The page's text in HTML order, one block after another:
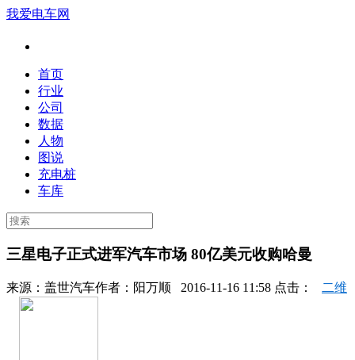
我爱电车网
首页
行业
公司
数据
人物
图说
充电桩
车库
三星电子正式进军汽车市场 80亿美元收购哈曼
来源： 盖世汽车作者： 阳万顺 2016-11-16 11:58 点击： 二维